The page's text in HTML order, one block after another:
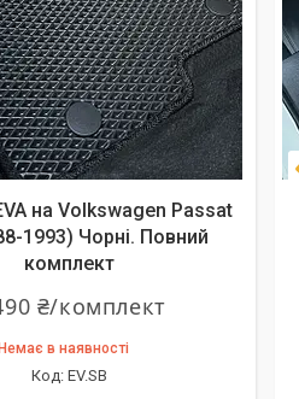
на Volkswagen Passat
1993) Чорні. Повний
комплект
₴/комплект
Немає в наявності
EV.SB